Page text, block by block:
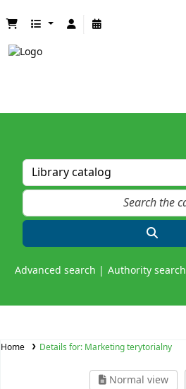
Advanced search Authority search
Home Details for: Marketing terytorialny
Normal view